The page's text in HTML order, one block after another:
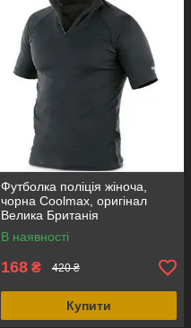
Футболка поліція жіноча,
чорна Coolmax, оригінал
Велика Британія
В наявності
168 ₴ 420 ₴
Купити